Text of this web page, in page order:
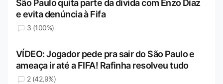
São Paulo quita parte da dívida com Enzo Díaz
e evita denúncia à Fifa
3 (100%)
VÍDEO: Jogador pede pra sair do São Paulo e
ameaça ir até a FIFA! Rafinha resolveu tudo
2 (42,9%)